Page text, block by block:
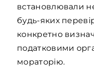
встановлювали
будь-яких
конкретно
податковими
мораторію.